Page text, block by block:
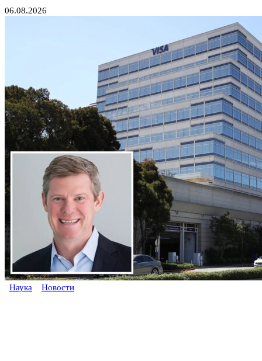
06.08.2026
Наука Новости